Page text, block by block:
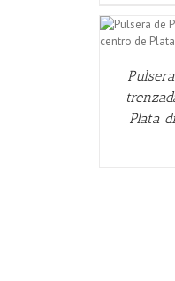
Plata